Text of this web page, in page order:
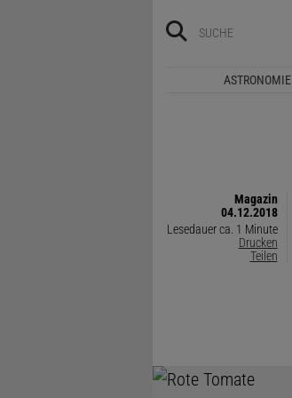
ASTRONOMIE
Magazin
04.12.2018
Lesedauer ca. 1 Minute
Drucken
Teilen